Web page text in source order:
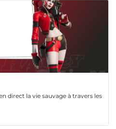
direct la vie sauvage à travers les